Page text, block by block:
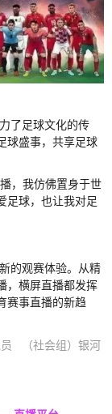
了足球文化的传
球盛事，共享足球
，我仿佛置身于世
足球，也让我对足
的观赛体验。从精
，横屏直播都发挥
赛事直播的新趋
（社会组）银河